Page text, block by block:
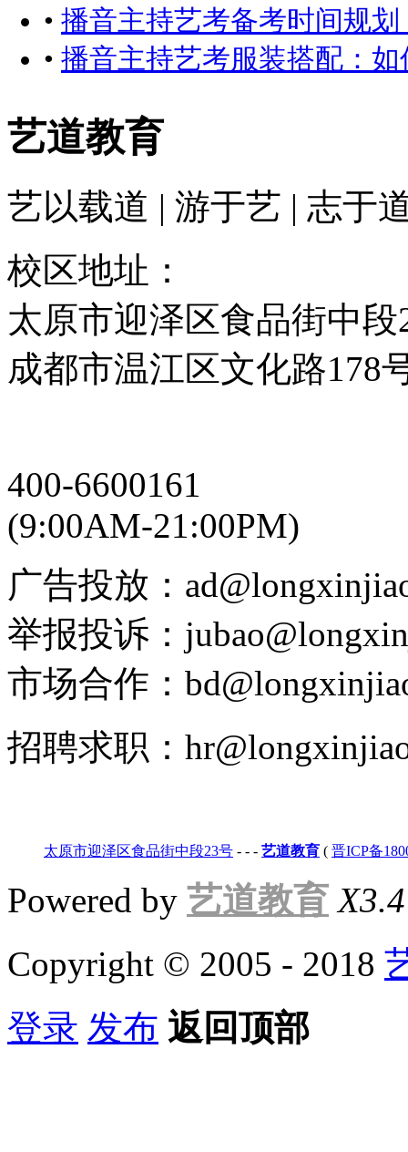
• 播音主持艺考备考时间规
• 播音主持艺考服装搭配：
艺道教育
艺以载道 | 游于艺 | 志于
校区地址：
太原市迎泽区食品街中段
成都市温江区文化路178
400-6600161
(9:00AM-21:00PM)
广告投放：
举报投诉：
市场合作：
招聘求职：
太原市迎泽区食品街中段23号 - - - 艺道教育 ( 晋ICP备
Powered by 艺道教育 X3.4
Copyright © 2005 - 2018
登录 发布 返回顶部